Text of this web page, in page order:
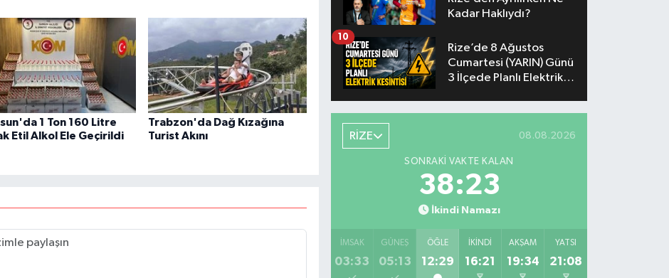
1 Ton 160 Litre
Etil Alkol Ele Geçirildi
Trabzon'da Dağ Kızağına
Turist Akını
Kadar Haklıydı?
Rize’de 8 Ağustos
Cumartesi (YARIN) Günü
3 İlçede Planlı Elektrik
10
RİZE 08.08.2026
SONRAKI VAKTE KALAN
38:22
İkindi Namazı
İMSAK
03:33
GÜNEŞ
05:13
ÖĞLE
12:29
İKINDI
16:21
AKŞAM
19:34
YATSI
21:08